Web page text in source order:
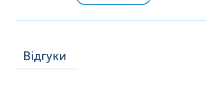
Відгуки